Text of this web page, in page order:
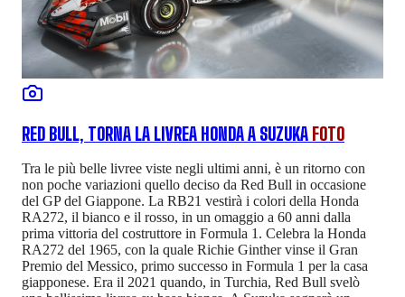
RED BULL, TORNA LA LIVREA HONDA A SUZUKA FOTO
Tra le più belle livree viste negli ultimi anni, è un ritorno con
non poche variazioni quello deciso da Red Bull in occasione
del GP del Giappone. La RB21 vestirà i colori della Honda
RA272, il bianco e il rosso, in un omaggio a 60 anni dalla
prima vittoria del costruttore in Formula 1. Celebra la Honda
RA272 del 1965, con la quale Richie Ginther vinse il Gran
Premio del Messico, primo successo in Formula 1 per la casa
giapponese. Era il 2021 quando, in Turchia, Red Bull svelò